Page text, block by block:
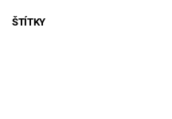
ŠTÍTKY